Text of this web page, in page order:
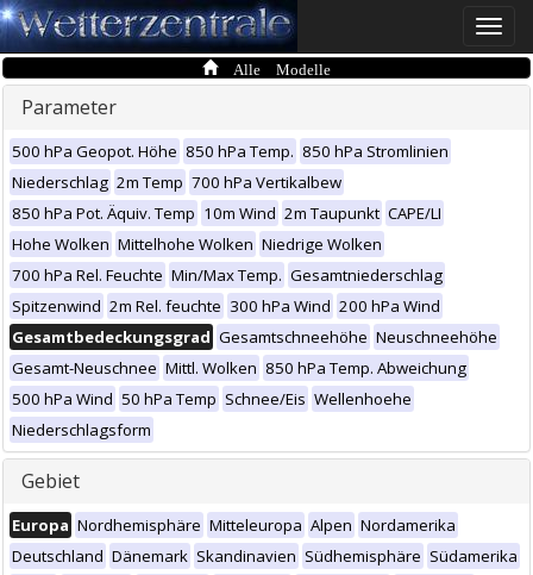
Toggle
Alle Modelle
Parameter
500 hPa Geopot. Höhe 850 hPa Temp. 850 hPa Stromlinien
Niederschlag 2m Temp 700 hPa Vertikalbew
850 hPa Pot. Äquiv. Temp 10m Wind 2m Taupunkt CAPE/LI
Hohe Wolken Mittelhohe Wolken Niedrige Wolken
700 hPa Rel. Feuchte Min/Max Temp. Gesamtniederschlag
Spitzenwind 2m Rel. feuchte 300 hPa Wind 200 hPa Wind
Gesamtbedeckungsgrad Gesamtschneehöhe Neuschneehöhe
Gesamt-Neuschnee Mittl. Wolken 850 hPa Temp. Abweichung
500 hPa Wind 50 hPa Temp Schnee/Eis Wellenhoehe
Niederschlagsform
Gebiet
Europa Nordhemisphäre Mitteleuropa Alpen Nordamerika
Deutschland Dänemark Skandinavien Südhemisphäre Südamerika